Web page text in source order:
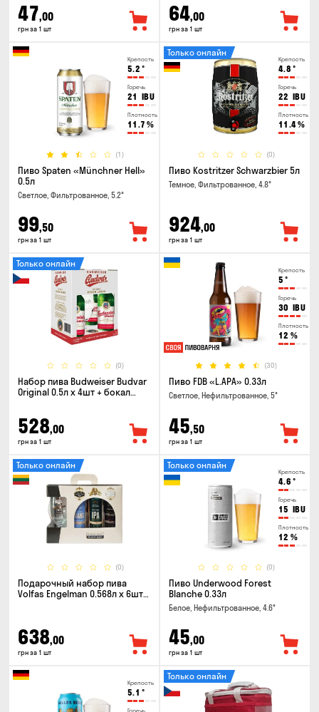
47,00
грн за 1 шт
64,00
грн за 1 шт
Крепость
5.2 °
Горечь
21 IBU
Плотность
11.7 %
(1)
Пиво Spaten «Münchner Hell»
0.5л
Светлое, Фильтрованное, 5.2°
99,50
грн за 1 шт
Крепость
4.8 °
Горечь
22 IBU
Плотность
11.4%
(0)
Только онлайн
Пиво Kostritzer Schwarzbier 5л
Темное, Фильтрованное, 4.8°
924,00
грн за 1 шт
(0)
Только онлайн
Набор пива Budweiser Budvar
Original 0.5л х 4шт + бокал
528,00
грн за 1 шт
Крепость
5 °
Горечь
30 IBU
Плотность
12 %
(30)
Пиво FDB «L.APA» 0.33л
Светлое, Нефильтрованное, 5°
45,50
грн за 1 шт
(0)
Только онлайн
Подарочный набор пива
Volfas Engelman 0.568л x 6шт +
638,00
грн за 1 шт
Крепость
4.6 °
Горечь
15 IBU
Плотность
12 %
(0)
Только онлайн
Пиво Underwood Forest
Blanche 0.33л
Белое, Нефильтрованное, 4.6°
45,00
грн за 1 шт
Крепость
5.1 °
Горечь
Только онлайн